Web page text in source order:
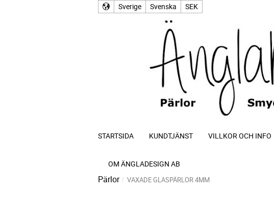
Sverige Svenska SEK
STARTSIDA KUNDTJÄNST VILLKOR OCH INFO
OM ÄNGLADESIGN AB
Pärlor VAXADE GLASPÄRLOR 4MM